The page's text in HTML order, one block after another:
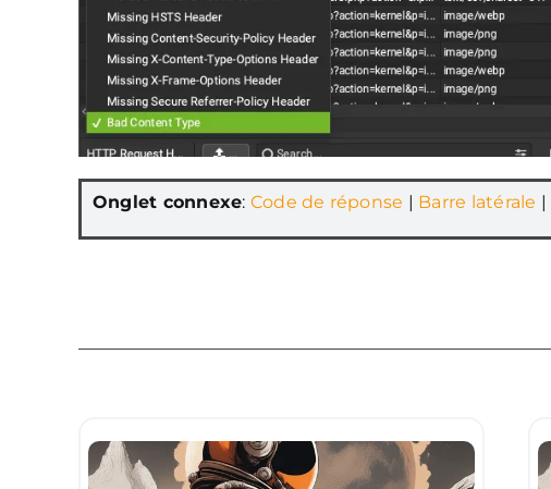
Onglet connexe: Code de réponse | Barre latérale |